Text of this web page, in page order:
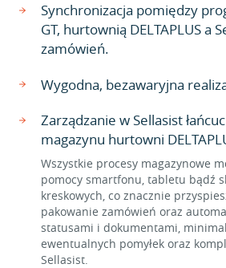
Synchronizacja pomiędzy
GT, hurtownią DELTAPLUS a
zamówień.
Wygodna, bezawaryjna
Zarządzanie w Sellasist
magazynu hurtowni
Wszystkie procesy magazynowe
pomocy smartfonu, tabletu bądź
kreskowych, co znacznie
pakowanie zamówień oraz
statusami i dokumentami,
ewentualnych pomyłek oraz
Sellasist.